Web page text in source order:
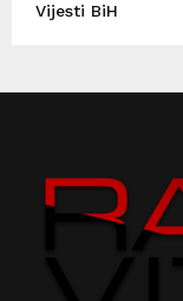
Vijesti BiH